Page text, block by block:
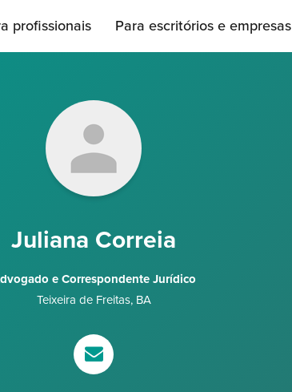
profissionais Para escritórios e empresas
Juliana Correia
e Correspondente Jurídico
Teixeira de Freitas, BA